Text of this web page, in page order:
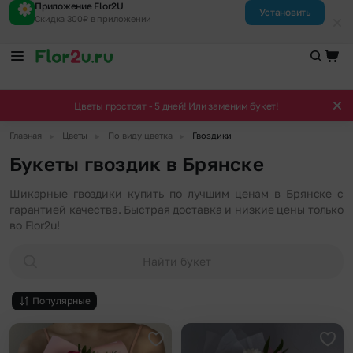
Приложение Flor2U
Скидка 300₽ в приложении
Установить
Цветы простоят - 5 дней! Или заменим букет!
Главная Цветы По виду цветка Гвоздики
Букеты гвоздик в Брянске
Шикарные гвоздики купить по лучшим ценам в Брянске с
гарантией качества. Быстрая доставка и низкие цены только
во Flor2u!
Найти букет
Популярные